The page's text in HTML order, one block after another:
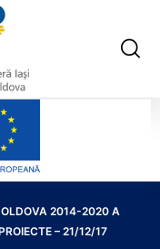
2014-2020 A
– 21/12/17